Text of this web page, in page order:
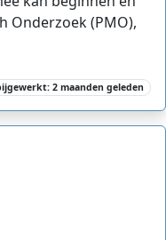
Onderzoek (PMO),
2 maanden geleden